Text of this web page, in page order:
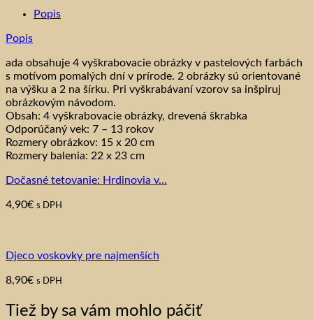
Popis
Popis
ada obsahuje 4 vyškrabovacie obrázky v pastelových farbách
s motívom pomalých dní v prírode. 2 obrázky sú orientované
na výšku a 2 na šírku. Pri vyškrabávaní vzorov sa inšpiruj
obrázkovým návodom.
Obsah: 4 vyškrabovacie obrázky, drevená škrabka
Odporúčaný vek: 7 – 13 rokov
Rozmery obrázkov: 15 x 20 cm
Rozmery balenia: 22 x 23 cm
Dočasné tetovanie: Hrdinovia v...
4,90€ s DPH
Djeco voskovky pre najmenších
8,90€ s DPH
Tiež by sa vám mohlo páčiť